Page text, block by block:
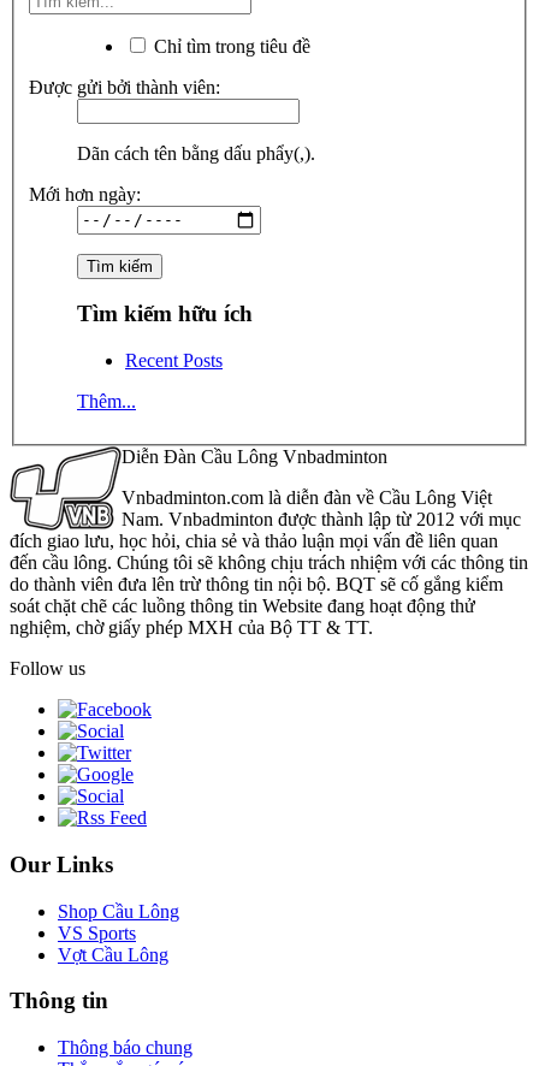
Chỉ tìm trong tiêu đề
Được gửi bởi thành viên:
Dãn cách tên bằng dấu phẩy(,).
Mới hơn ngày:
Tìm kiếm hữu ích
Recent Posts
Thêm...
Diễn Đàn Cầu Lông Vnbadminton
Vnbadminton.com là diễn đàn về Cầu Lông Việt
Nam. Vnbadminton được thành lập từ 2012 với mục
đích giao lưu, học hỏi, chia sẻ và thảo luận mọi vấn đề liên quan
đến cầu lông. Chúng tôi sẽ không chịu trách nhiệm với các thông tin
do thành viên đưa lên trừ thông tin nội bộ. BQT sẽ cố gắng kiểm
soát chặt chẽ các luồng thông tin Website đang hoạt động thử
nghiệm, chờ giấy phép MXH của Bộ TT & TT.
Follow us
Our Links
Shop Cầu Lông
VS Sports
Vợt Cầu Lông
Thông tin
Thông báo chung